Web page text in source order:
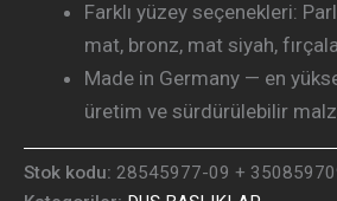
Farklı yüzey seçenekleri:
mat, bronz, mat siyah,
Made in Germany — en
üretim ve sürdürülebilir
Stok kodu: 28545977-09 +